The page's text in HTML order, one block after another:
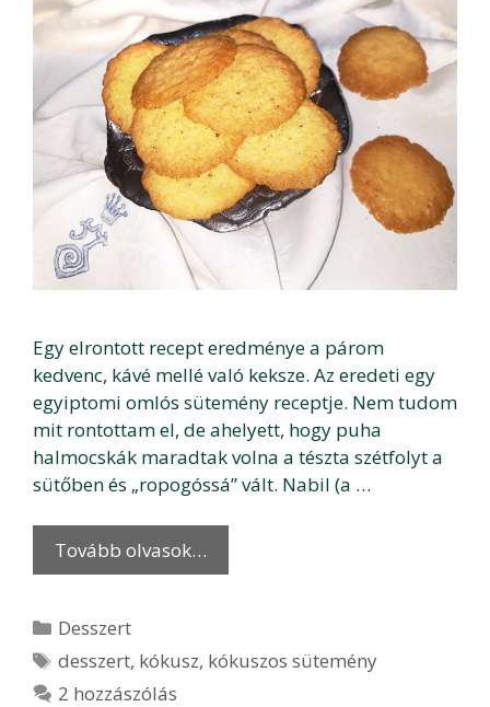
Egy elrontott recept eredménye a párom
kedvenc, kávé mellé való keksze. Az eredeti egy
egyiptomi omlós sütemény receptje. Nem tudom
mit rontottam el, de ahelyett, hogy puha
halmocskák maradtak volna a tészta szétfolyt a
sütőben és „ropogóssá” vált. Nabil (a …
Tovább olvasok…
Kategória
Desszert
Címkék
desszert, kókusz, kókuszos sütemény
2 hozzászólás